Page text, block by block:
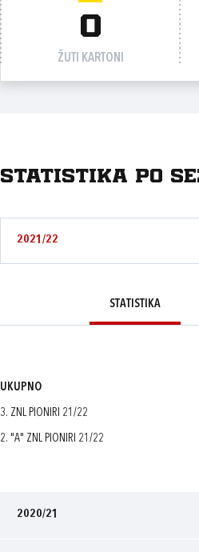
0
ŽUTI KARTONI
Statistika po
2021/22
STATISTIKA
UKUPNO
3. ZNL PIONIRI 21/22
2. "A" ZNL PIONIRI 21/22
2020/21